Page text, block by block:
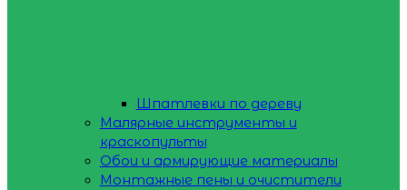
Шпатлевки по дереву
Малярные инструменты и
краскопульты
Обои и армирующие материалы
Монтажные пены и очистители